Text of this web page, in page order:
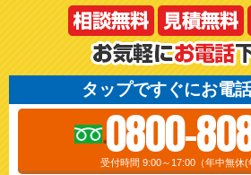
タップですぐにお電
0800-
受付時間 9:00～17:00（年中無休(